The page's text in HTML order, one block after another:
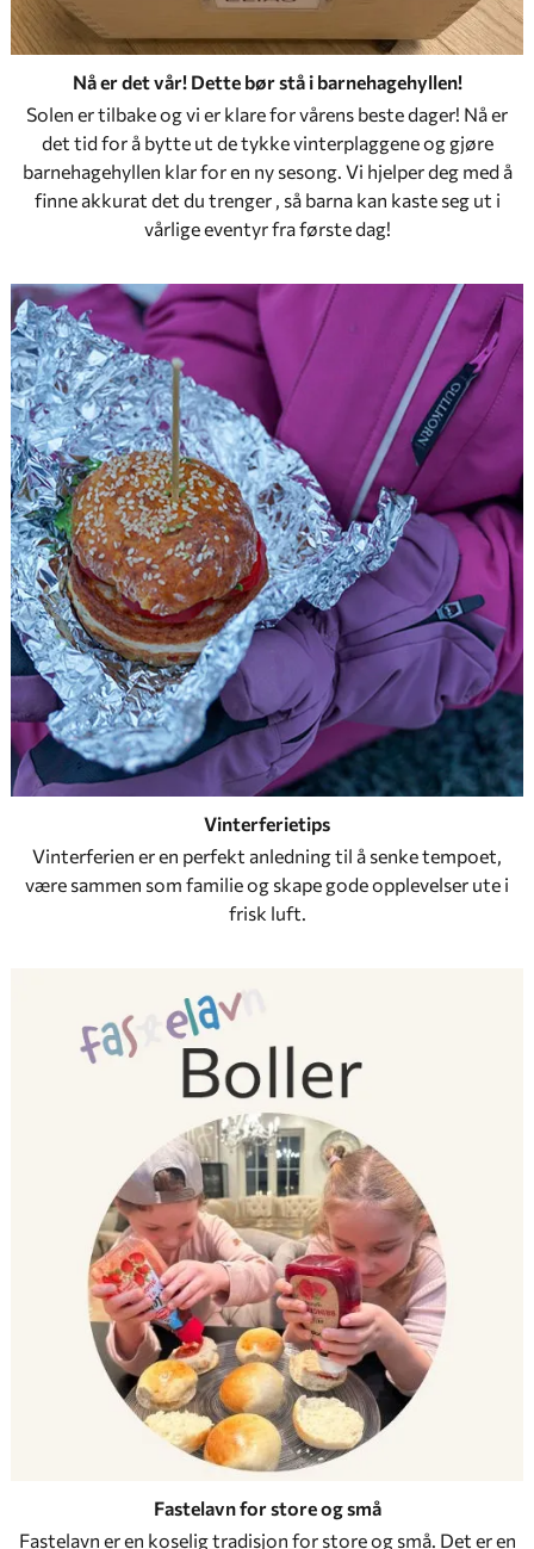
Nå er det vår! Dette bør stå i barnehagehyllen!
Solen er tilbake og vi er klare for vårens beste dager! Nå er
det tid for å bytte ut de tykke vinterplaggene og gjøre
barnehagehyllen klar for en ny sesong. Vi hjelper deg med å
finne akkurat det du trenger , så barna kan kaste seg ut i
vårlige eventyr fra første dag!
Vinterferietips
Vinterferien er en perfekt anledning til å senke tempoet,
være sammen som familie og skape gode opplevelser ute i
frisk luft.
Fastelavn for store og små
Fastelavn er en koselig tradisjon for store og små. Det er en